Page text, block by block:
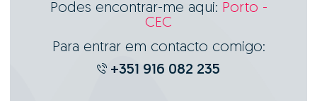
Podes encontrar-me aqui: Porto -
CEC
Para entrar em contacto comigo:
+351 916 082 235